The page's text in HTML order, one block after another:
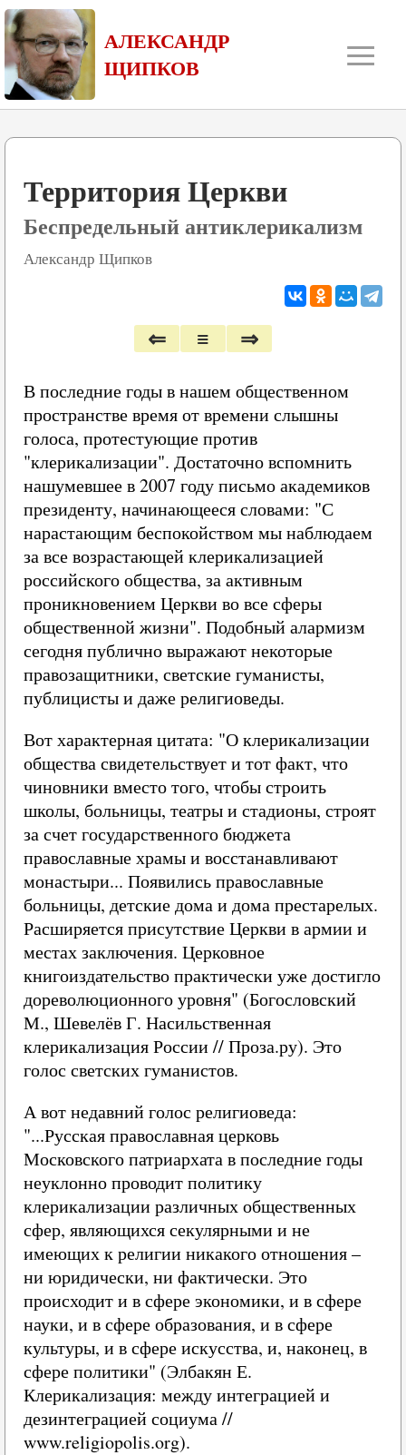
АЛЕКСАНДР
ЩИПКОВ
≡
Территория Церкви
Беспредельный антиклерикализм
Александр Щипков
⇐ ≡ ⇒
В последние годы в нашем общественном
пространстве время от времени слышны
голоса, протестующие против
"клерикализации". Достаточно вспомнить
нашумевшее в 2007 году письмо академиков
президенту, начинающееся словами: "С
нарастающим беспокойством мы наблюдаем
за все возрастающей клерикализацией
российского общества, за активным
проникновением Церкви во все сферы
общественной жизни". Подобный алармизм
сегодня публично выражают некоторые
правозащитники, светские гуманисты,
публицисты и даже религиоведы.
Вот характерная цитата: "О клерикализации
общества свидетельствует и тот факт, что
чиновники вместо того, чтобы строить
школы, больницы, театры и стадионы, строят
за счет государственного бюджета
православные храмы и восстанавливают
монастыри... Появились православные
больницы, детские дома и дома престарелых.
Расширяется присутствие Церкви в армии и
местах заключения. Церковное
книгоиздательство практически уже достигло
дореволюционного уровня" (Богословский
М., Шевелёв Г. Насильственная
клерикализация России // Проза.ру). Это
голос светских гуманистов.
А вот недавний голос религиоведа:
"...Русская православная церковь
Московского патриархата в последние годы
неуклонно проводит политику
клерикализации различных общественных
сфер, являющихся секулярными и не
имеющих к религии никакого отношения –
ни юридически, ни фактически. Это
происходит и в сфере экономики, и в сфере
науки, и в сфере образования, и в сфере
культуры, и в сфере искусства, и, наконец, в
сфере политики" (Элбакян Е.
Клерикализация: между интеграцией и
дезинтеграцией социума //
www.religiopolis.org).